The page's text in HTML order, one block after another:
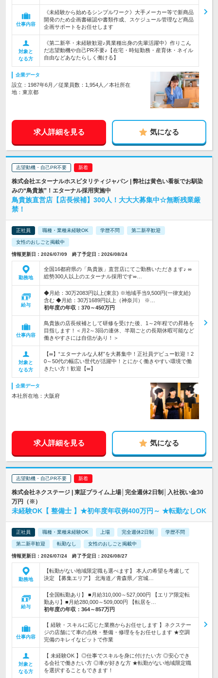
仕事内容
《未経験から始めるシンプルワーク》大手メーカー等で新商品
開発のため企画書確認や書類作成、スケジュール管理など商品
企画サポートをお任せします
対象と
なる方
《第二新卒・未経験歓迎♪異業種出身の先輩活躍中》作りこん
だ志望動機や自己PR不要♪【在宅・時短勤務・産育休・ネイル
自由などあなたらしく働ける】
企業データ
設立：1987年6月／従業員数：1,954人／本社所在
地：東京都
求人詳細を見る 気になる
志望動機・自己PR不要
株式会社エターナルホスピタリティジャパン | 弊社は黄色い看板でお馴染
みの“鳥貴族”！エターナル採用実施中
鳥貴族直営店【店長候補】300人！大大大募集中☆無断残業厳
禁！
正社員 職種・業種未経験OK 学歴不問 第二新卒歓迎
女性のおしごと掲載中
情報更新日：2026/07/09 終了予定日：2026/08/24
勤務地
全国16都府県の「鳥貴族」直営店にてご勤務いただきます♪ ∞
総勢300人以上のエターナル採用です∞…
給与
◆月給：30万2083円以上(東京) ※地域手当9,500円(一律支給)
含む ◆月給：30万1689円以上（神奈川） ※…
初年度の年収： 370～450万円
仕事内容
鳥貴族の店長候補として研修を受けた後、1～2年程での昇格を
目指します！＜月2～3回の連休、半期ごとの長期休暇可能など
働きやすさには自信があり！＞
対象と
なる方
【∞】“エターナルな人材”を大募集中！正社員デビュー歓迎！2
0～50代の幅広い世代が活躍中！とにかく働きやすい環境で働
きたい方！歓迎【∞】
企業データ
本社所在地：大阪府
求人詳細を見る 気になる
志望動機・自己PR不要
株式会社ネクステージ | 東証プライム上場│完全週休2日制│入社祝い金30
万円（※）
未経験OK【 整備士 】★初年度年収例400万円～ ★転勤なしOK
正社員 職種・業種未経験OK 上場 完全週休2日制 学歴不問
第二新卒歓迎 転勤なし 女性のおしごと掲載中
情報更新日：2026/07/24 終了予定日：2026/08/27
勤務地
【転勤がない地域限定職も選べます】 本人の希望を考慮して
決定 【募集エリア】 北海道／青森県／宮城…
給与
【全国転勤あり】 ■月給310,000～527,000円 【エリア限定転
勤あり】■月給280,000～509,000円 【転居を…
初年度の年収： 364～857万円
仕事内容
【 経験・スキルに応じた業務からお任せします 】ネクステー
ジの店舗にて車の点検・整備・修理ををお任せします ★空調
完備のキレイなピットで作業
対象と
なる方
【 未経験OK 】◎仕事でスキルを身に付けたい方 ◎安心でき
る会社で働きたい方 ◎車が好きな方 ★転勤がない地域限定職
を選択することもできます！